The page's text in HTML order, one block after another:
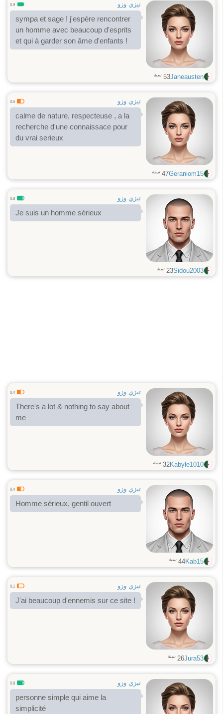
تيزي وزو 0.9
sympa et sage ! j'espère rencontrer
un homme avec beaucoup d'esprits
et qui à garder son âme d'enfants !
Janeausten
53 سنة
تيزي وزو 0.6
calme de nature, respecteuse , a la
recherche d'une connaissace pour
du vrai serieux
Geraniom15
47 سنة
تيزي وزو 0.8
Je suis un homme sérieux
Sidou2003
23 سنة
تيزي وزو 0.4
There's a lot & nothing to say about
me
Kabyle1010
32 سنة
تيزي وزو 0.4
Homme sérieux, gentil ouvert
Kab15
44 سنة
تيزي وزو 0.1
J'ai beaucoup d'ennemis sur ce site !
Jura53
26 سنة
تيزي وزو 0.8
personne simple qui aime la
simplicité